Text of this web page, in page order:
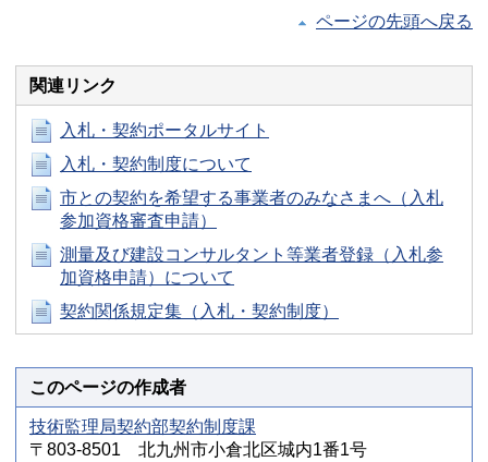
ページの先頭へ戻る
関連リンク
入札・契約ポータルサイト
入札・契約制度について
市との契約を希望する事業者のみなさまへ（入札
参加資格審査申請）
測量及び建設コンサルタント等業者登録（入札参
加資格申請）について
契約関係規定集（入札・契約制度）
このページの作成者
技術監理局契約部契約制度課
〒803-8501 北九州市小倉北区城内1番1号